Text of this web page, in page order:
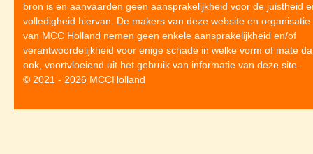
bron is en aanvaarden geen aansprakelijkheid voor de juistheid
volledigheid hiervan. De makers van deze website en organisatie
van MCC Holland nemen geen enkele aansprakelijkheid en/of
verantwoordelijkheid voor enige schade in welke vorm of mate
ook, voortvloeiend uit het gebruik van informatie van deze site.
© 2021 - 2026 MCCHolland